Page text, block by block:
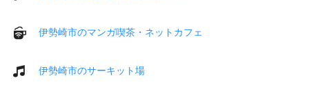
伊勢崎市のマンガ喫茶・ネットカフェ
伊勢崎市のサーキット場